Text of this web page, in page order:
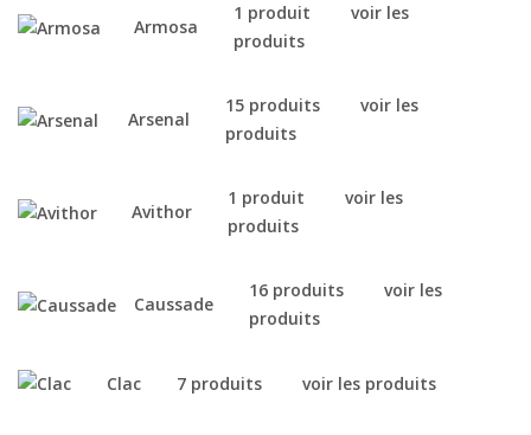
Armosa
1 produit
voir les
produits
Arsenal
15 produits
voir les
produits
Avithor
1 produit
voir les
produits
Caussade
16 produits
voir les
produits
Clac 7 produits voir les produits